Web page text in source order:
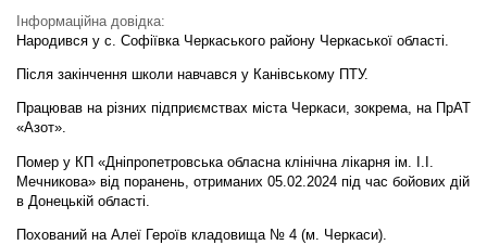
Інформаційна довідка:
Народився у с. Софіївка Черкаського району Черкаської області.
Після закінчення школи навчався у Канівському ПТУ.
Працював на різних підприємствах міста Черкаси, зокрема, на ПрАТ
«Азот».
Помер у КП «Дніпропетровська обласна клінічна лікарня ім. І.І.
Мечникова» від поранень, отриманих 05.02.2024 під час бойових дій
в Донецькій області.
Похований на Алеї Героїв кладовища № 4 (м. Черкаси).